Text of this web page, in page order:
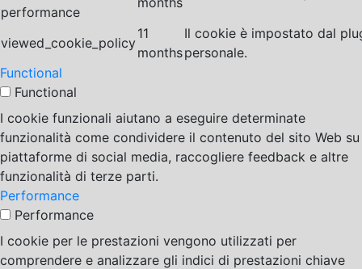
performance
viewed_cookie_policy
11
months
Il cookie è impostato dal
personale.
Functional
Functional
I cookie funzionali aiutano a eseguire determinate
funzionalità come condividere il contenuto del sito Web su
piattaforme di social media, raccogliere feedback e altre
funzionalità di terze parti.
Performance
Performance
I cookie per le prestazioni vengono utilizzati per
comprendere e analizzare gli indici di prestazioni chiave